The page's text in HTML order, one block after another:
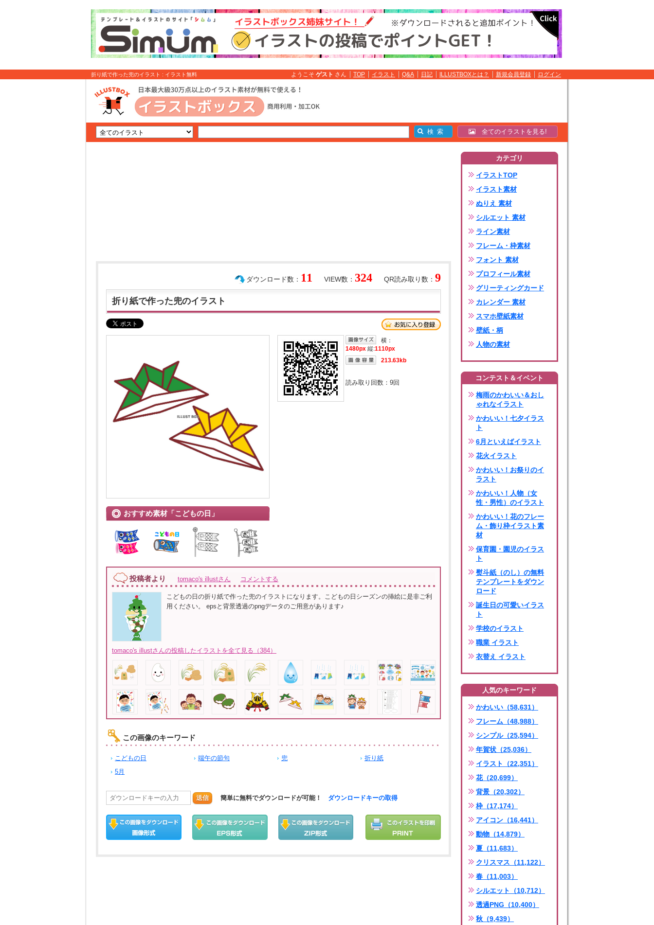
折り紙で作った兜のイラスト : イラスト無料 ようこそ ゲスト さん TOP イラスト Q&A 日記 ILLUSTBOXとは？ 新規会員登録 ログイン
全てのイラストを見る!
QR読み取り数： 9
VIEW数： 324
ダウンロード数： 11
折り紙で作った兜のイラスト
おすすめ素材「こどもの日」
横：
1480px 縦:1110px
213.63kb
読み取り回数： 9回
投稿者より tomaco's illustさん コメントする
こどもの日の折り紙で作った兜のイラストになります。こどもの日シーズンの挿絵に是非ご利
用ください。 epsと背景透過のpngデータのご用意があります♪
tomaco's illustさんの投稿したイラストを全て見る（384）
この画像のキーワード
こどもの日 端午の節句 兜
折り紙
5月
送信 簡単に無料でダウンロードが可能！ ダウンロードキーの取得
カテゴリ
イラストTOP
イラスト素材
ぬりえ 素材
シルエット 素材
ライン素材
フレーム・枠素材
フォント 素材
プロフィール素材
グリーティングカード
カレンダー 素材
スマホ壁紙素材
壁紙・柄
人物の素材
コンテスト＆イベント
梅雨のかわいい＆おし
ゃれなイラスト
かわいい！七夕イラス
ト
6月といえばイラスト
花火イラスト
かわいい！お祭りのイ
ラスト
かわいい！人物（女
性・男性）のイラスト
かわいい！花のフレー
ム・飾り枠イラスト素
材
保育園・園児のイラス
ト
熨斗紙（のし）の無料
テンプレートをダウン
ロード
誕生日の可愛いイラス
ト
学校のイラスト
職業 イラスト
衣替え イラスト
人気のキーワード
かわいい（58,631）
フレーム（48,988）
シンプル（25,594）
年賀状（25,036）
イラスト（22,351）
花（20,699）
背景（20,302）
枠（17,174）
アイコン（16,441）
動物（14,879）
夏（11,683）
クリスマス（11,122）
春（11,003）
シルエット（10,712）
透過PNG（10,400）
秋（9,439）